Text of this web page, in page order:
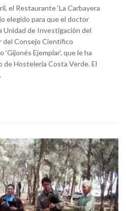
el Restaurante ‘La Carbayera
elegido para que el doctor
Unidad de Investigación del
del Consejo Científico
Ejemplar’, que le ha
de Hostelería Costa Verde. El